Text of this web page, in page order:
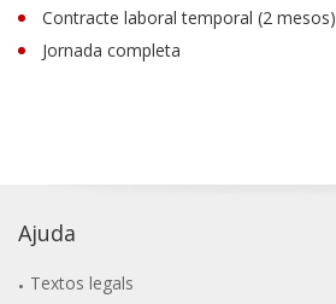
Contracte laboral temporal (2 mesos)
Jornada completa
Ajuda
Textos legals